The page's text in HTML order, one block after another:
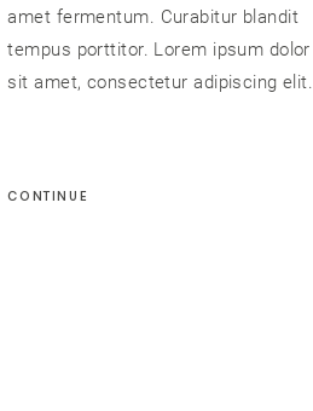
amet fermentum. Curabitur blandit
tempus porttitor. Lorem ipsum dolor
sit amet, consectetur adipiscing elit.
CONTINUE